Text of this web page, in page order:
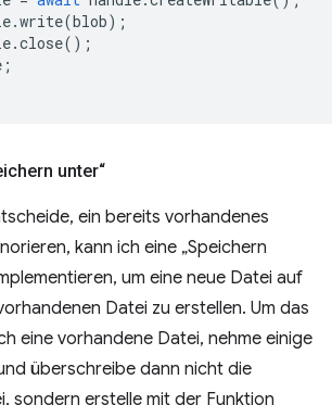
.write(blob);
.close();
;
unter“
ein bereits vorhandenes
kann ich eine „Speichern
um eine neue Datei auf
Datei zu erstellen. Um das
eine vorhandene Datei, nehme einige
überschreibe dann nicht die
sondern erstelle mit der Funktion